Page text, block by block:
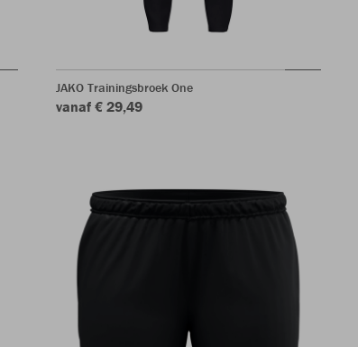
JAKO Trainingsbroek One
vanaf € 29,49